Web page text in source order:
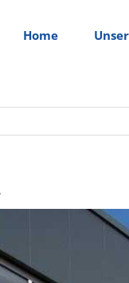
Home